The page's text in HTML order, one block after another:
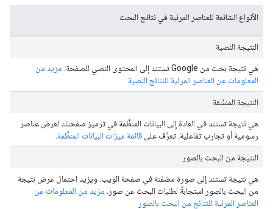
الأنواع الشائعة للعناصر المرئية في نتائج البحث
النتيجة النصية
هي نتيجة بحث من Google تستند إلى المحتوى النصي للصفحة.
مزيد من
المعلومات عن العناصر المرئية للنتائج النصية
النتيجة المنسَّقة
هي نتيجة تستند في العادة إلى البيانات المنظَّمة في ترميز صفحتك لعرض عناصر
رسومية أو تجارب تفاعلية. تعرَّف على قائمة ميزات البيانات المنظَّمة
النتيجة من البحث بالصور
هي نتيجة تستند إلى صورة مضمّنة في صفحة الويب. ويزيد احتمال عرض نتيجة
من البحث بالصور استجابةً لطلبات البحث عن صور. مزيد من المعلومات عن
العناصر المرئية للنتائج من البحث بالصور